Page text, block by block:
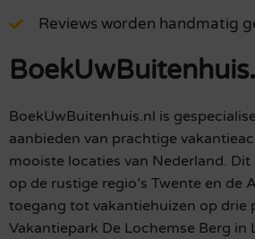
Reviews worden handmatig
BoekUwBuitenhuis.nl is
aanbieden van prachtige
mooiste locaties van Nederland.
op de rustige regio’s Twente en de
toegang tot vakantiehuizen op drie
Vakantiepark De Lochemse Berg in